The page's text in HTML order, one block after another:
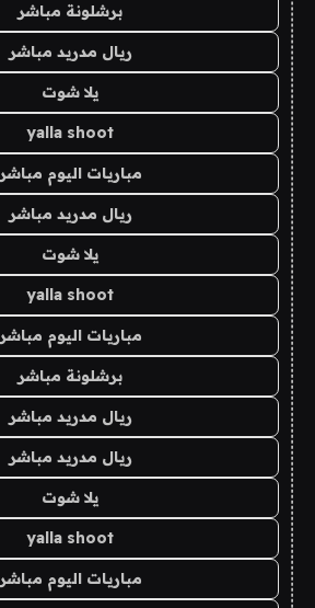
برشلونة مباشر
ريال مدريد مباشر
يلا شوت
yalla shoot
مباريات اليوم مباشر
ريال مدريد مباشر
يلا شوت
yalla shoot
مباريات اليوم مباشر
برشلونة مباشر
ريال مدريد مباشر
ريال مدريد مباشر
يلا شوت
yalla shoot
مباريات اليوم مباشر